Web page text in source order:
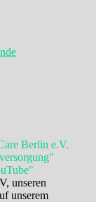
unseren
unserem